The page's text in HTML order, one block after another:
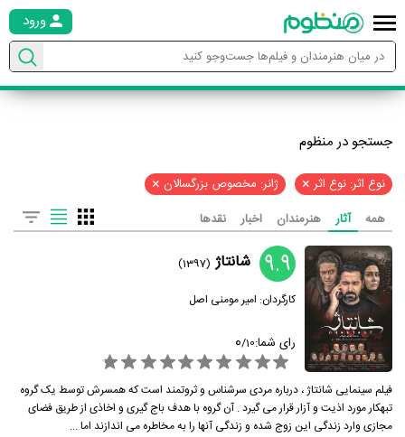
ورود
جستجو در منظوم
نوع اثر: نوع اثر × ژانر: مخصوص بزرگسالان ×
همه آثار هنرمندان اخبار نقدها
9.9 شانتاژ (1397)
کارگردان: امیر مومنی اصل
رای شما: 0/10
فیلم سینمایی شانتاژ ، درباره مردی سرشناس و ثروتمند است که همسرش توسط یک گروه
تبهکار مورد اذیت و آزار قرار می گیرد . آن گروه با هدف باج گیری و اخاذی از طریق فضای
مجازی وارد زندگی این زوج شده و زندگی آنها را به مخاطره می اندازند اما ...